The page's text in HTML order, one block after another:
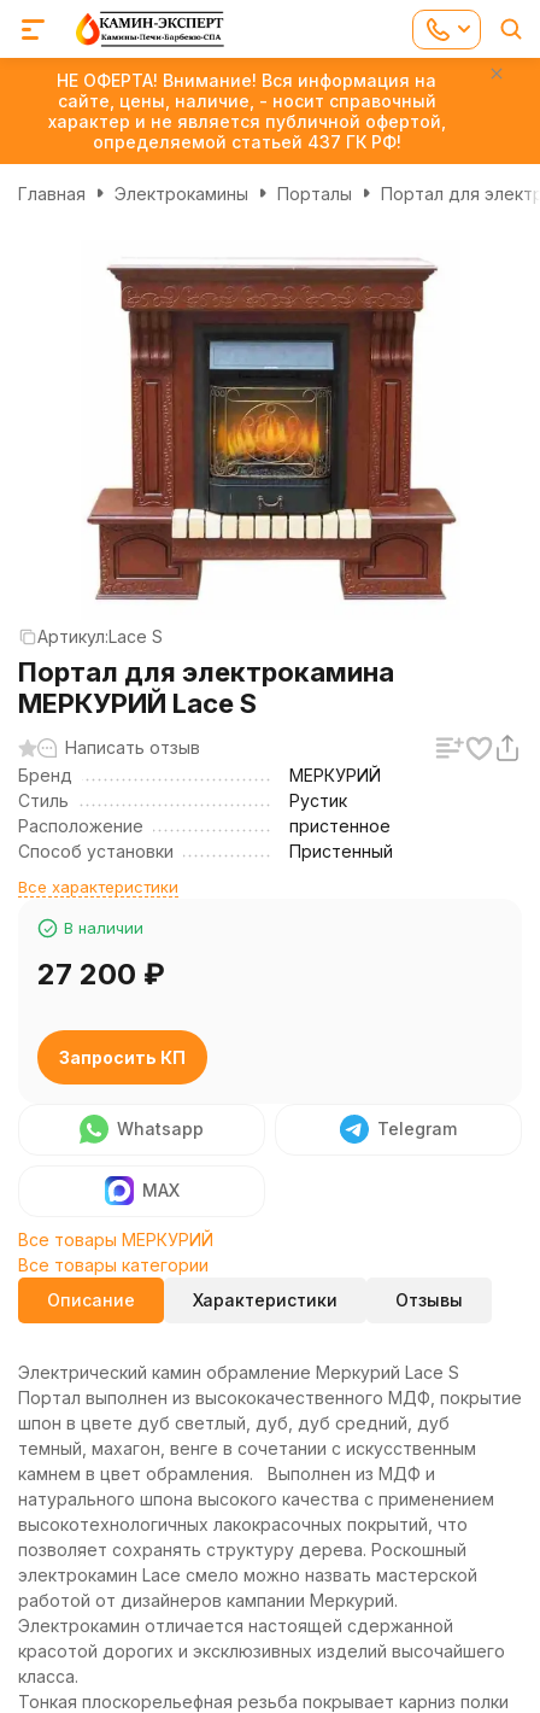
НЕ ОФЕРТА! Внимание! Вся информация на
сайте, цены, наличие, - носит справочный
характер и не является публичной офертой,
определяемой статьей 437 ГК РФ!
Главная Электрокамины Порталы Портал для
Артикул:Lace S
Портал для электрокамина
МЕРКУРИЙ Lace S
Написать отзыв
Бренд
МЕРКУРИЙ
Стиль
Рустик
Расположение
пристенное
Способ установки
Пристенный
Все характеристики
В наличии
27 200 ₽
Запросить КП
Whatsapp Telegram
MAX
Все товары МЕРКУРИЙ
Все товары категории
Описание
Характеристики Отзывы
Электрический камин обрамление Меркурий Lace S
Портал выполнен из высококачественного МДФ, покрытие
шпон в цвете дуб светлый, дуб, дуб средний, дуб
темный, махагон, венге в сочетании с искусственным
камнем в цвет обрамления. Выполнен из МДФ и
натурального шпона высокого качества с применением
высокотехнологичных лакокрасочных покрытий, что
позволяет сохранять структуру дерева. Роскошный
электрокамин Lace смело можно назвать мастерской
работой от дизайнеров кампании Меркурий.
Электрокамин отличается настоящей сдержанной
красотой дорогих и эксклюзивных изделий высочайшего
класса.
Тонкая плоскорельефная резьба покрывает карниз полки